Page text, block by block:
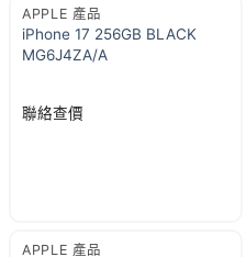
APPLE 產品
iPhone 17 256GB BLACK
MG6J4ZA/A
聯絡查價
APPLE 產品